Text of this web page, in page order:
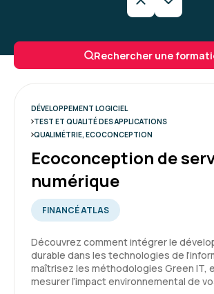
L'expérience globale a été très
particulier à remonter hormis que
Formation : Sécurité des applications
Trystan C.
L'expérience globale a été très
particulier à remonter hormis que
sessions et l'utilisation de la
Rechercher une
DÉVELOPPEMENT LOGICIEL
TEST ET QUALITÉ DES APPLICATIONS
QUALIMÉTRIE, ECOCONCEPTION
Ecoconception de
numérique
FINANCÉ ATLAS
Découvrez comment intégrer le
durable dans les technologies de
maîtrisez les méthodologies Green IT,
mesurer l’impact environnemental de